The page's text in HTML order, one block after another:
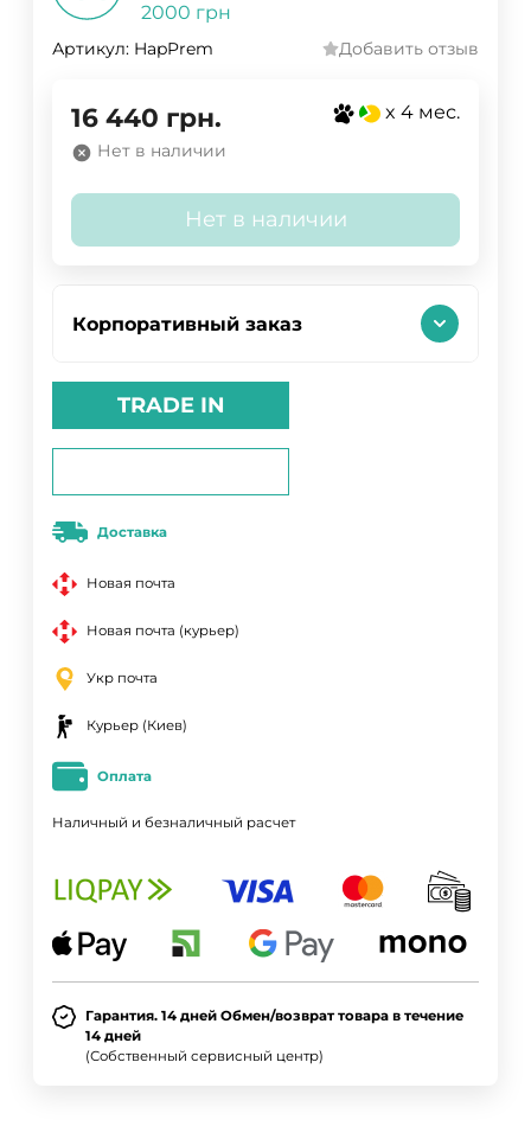
2000 грн
Артикул: HapPrem Добавить отзыв
16 440 грн. x 4 мес.
Нет в наличии
Нет в наличии
Корпоративный заказ
TRADE IN
Доставка
Новая почта
Новая почта (курьер)
Укр почта
Курьер (Киев)
Оплата
Наличный и безналичный расчет
Гарантия. 14 дней Обмен/возврат товара в течение
14 дней
(Собственный сервисный центр)